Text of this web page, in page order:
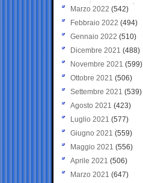
Marzo 2022 (542)
Febbraio 2022 (494)
Gennaio 2022 (510)
Dicembre 2021 (488)
Novembre 2021 (599)
Ottobre 2021 (506)
Settembre 2021 (539)
Agosto 2021 (423)
Luglio 2021 (577)
Giugno 2021(559)
Maggio 2021 (556)
Aprile 2021 (506)
Marzo 2021 (647)